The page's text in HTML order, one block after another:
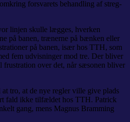
forsvarets behandling af streg-
linjen skulle lægges, hverken
på banen, trænerne på bænken eller
på banen, især hos TTH, som
fem udvisninger mod tre. Der bliver
over det, når sæsonen bliver
tro, at de nye regler ville give plads
fald ikke tilfældet hos TTH. Patrick
gang, mens Magnus Bramming